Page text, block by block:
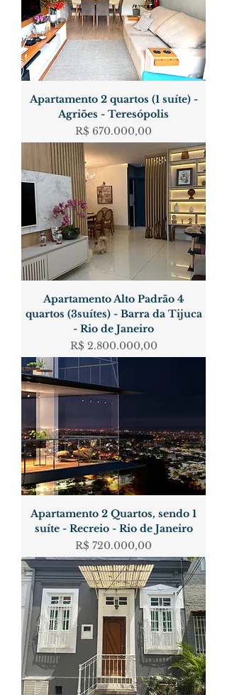
Apartamento 2 quartos (1 suíte) -
Agriões - Teresópolis
Preço
R$ 670.000,00
Apartamento Alto Padrão 4
quartos (3suítes) - Barra da Tijuca
- Rio de Janeiro
Preço
R$ 2.800.000,00
Apartamento 2 Quartos, sendo 1
suíte - Recreio - Rio de Janeiro
Preço
R$ 720.000,00